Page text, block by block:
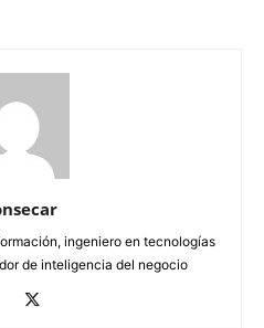
ingeniero en tecnologías
de inteligencia del negocio